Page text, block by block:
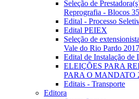
Seleção de
Reprografia - Blocos
Edital - Processo
Edital PEIEX
Seleção de
Vale do Rio Pardo
Edital de Instalação de
ELEIÇÕES PARA
PARA O MANDATO
Editais - Transporte
Editora